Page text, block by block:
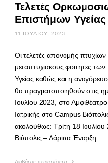
Τελετές
Επιστήμων Υγείας
11 ΙΟΥΛΊΟΥ, 2023
Oι τελετές απονομής
μεταπτυχιακούς φοιτητές
Υγείας καθώς και η
θα πραγματοποιηθούν στις
Ιουλίου 2023, στο
Ιατρικής στο Campus
ακολούθως: Τρίτη 18
Βιόπολις – Λάρισα Έναρξη …
Διαβάστε περισσότερα